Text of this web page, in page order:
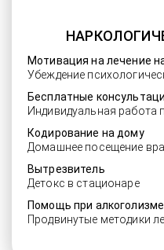
Мотивация на лечение
Убеждение
Бесплатные
Индивидуальная работа
Кодирование на дому
Домашнее посещение
Вытрезвитель
Детокс в стационаре
Помощь при алкоголизме
Продвинутые методики